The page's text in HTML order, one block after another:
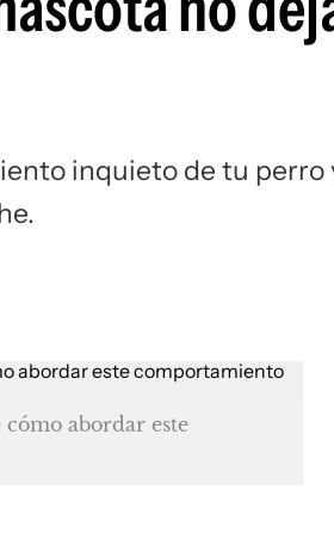
inquieto de tu perro
abordar este